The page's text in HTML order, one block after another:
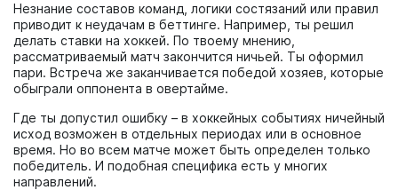
Незнание составов команд, логики состязаний или правил
приводит к неудачам в беттинге. Например, ты решил
делать ставки на хоккей. По твоему мнению,
рассматриваемый матч закончится ничьей. Ты оформил
пари. Встреча же заканчивается победой хозяев, которые
обыграли оппонента в овертайме.
Где ты допустил ошибку – в хоккейных событиях ничейный
исход возможен в отдельных периодах или в основное
время. Но во всем матче может быть определен только
победитель. И подобная специфика есть у многих
направлений.